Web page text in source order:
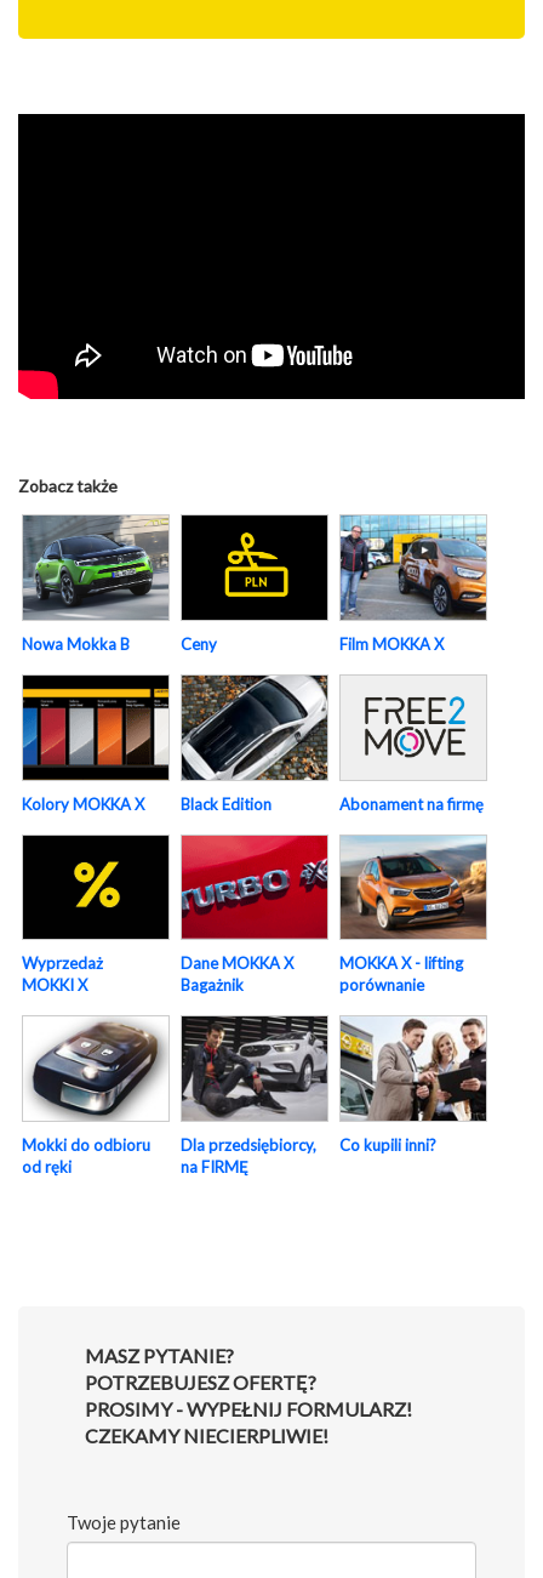
Zobacz także
Nowa Mokka B Ceny Film MOKKA X
Kolory MOKKA X Black Edition Abonament na firmę
Wyprzedaż
MOKKI X
Dane MOKKA X
Bagażnik
MOKKA X - lifting
porównanie
Mokki do odbioru
od ręki
Dla przedsiębiorcy,
na FIRMĘ
Co kupili inni?
MASZ PYTANIE?
POTRZEBUJESZ OFERTĘ?
PROSIMY - WYPEŁNIJ FORMULARZ!
CZEKAMY NIECIERPLIWIE!
Twoje pytanie